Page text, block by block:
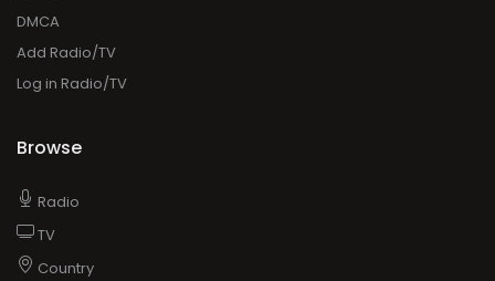
DMCA
Add Radio/TV
Log in Radio/TV
Browse
Radio
TV
Country